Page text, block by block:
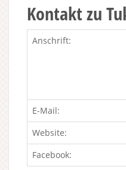
Kontakt zu
Anschrift:
E-Mail:
Website:
Facebook: